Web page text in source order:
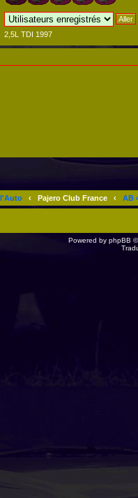
2,5L TDI 1997
‹ Pajero Club France ‹ AB
Powered by phpBB